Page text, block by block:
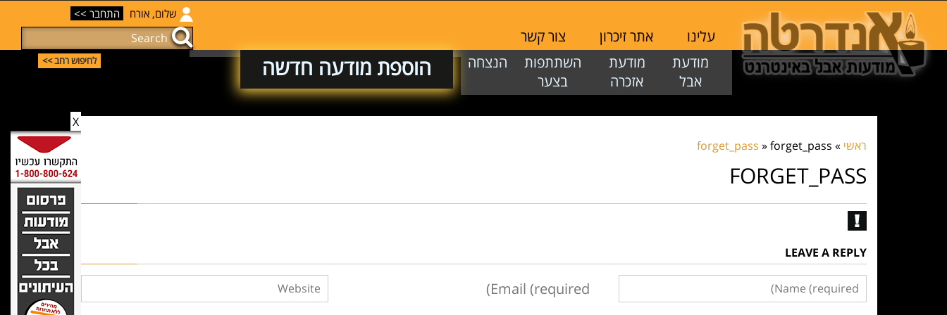
X
עלינו אתר זיכרון
צור קשר
מודעת
אבל
מודעת
אזכרה
השתתפות
בצער
הנצחה הוספת מודעה חדשה
שלום, אורח התחבר >>
לחיפוש רחב >>
ראשי »
forget_pass » forget_pass
FORGET_PASS
LEAVE A REPLY